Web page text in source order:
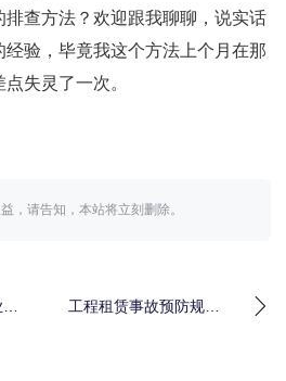
查方法？欢迎跟我聊聊，说实话
验，毕竟我这个方法上个月在那
失灵了一次。
，请告知，本站将立刻删除。
工程租赁事故预防规